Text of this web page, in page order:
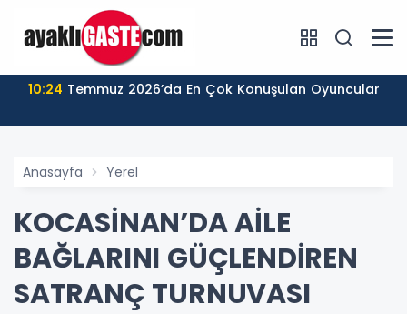
10:24 Temmuz 2026’da En Çok Konuşulan Oyuncular
Anasayfa Yerel
KOCASİNAN’DA AİLE
BAĞLARINI GÜÇLENDİREN
SATRANÇ TURNUVASI